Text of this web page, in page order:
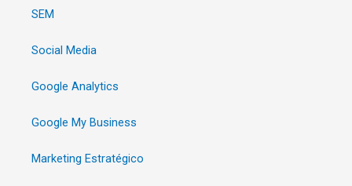
SEM
Social Media
Google Analytics
Google My Business
Marketing Estratégico